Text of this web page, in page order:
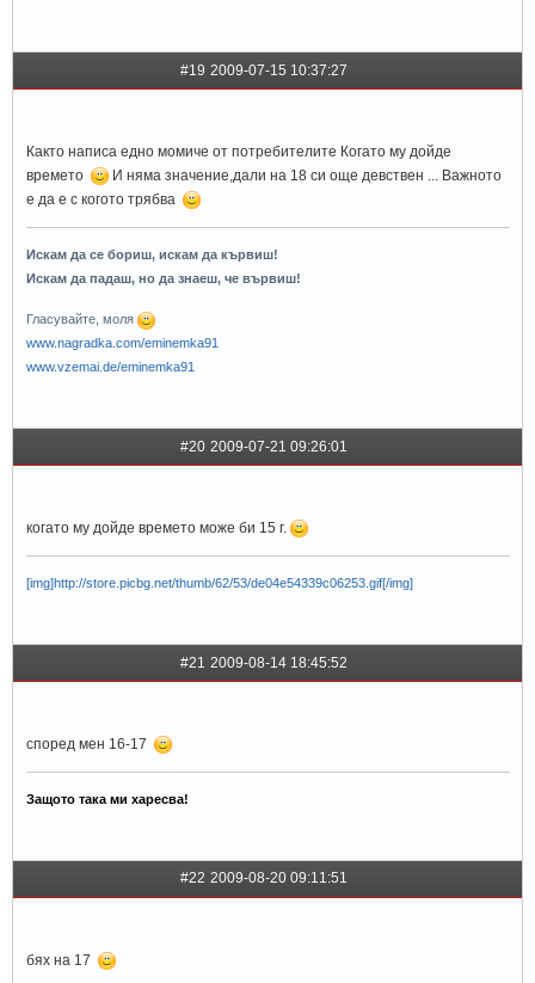
#19 2009-07-15 10:37:27
Както написа едно момиче от потребителите Когато му дойде
времето
И няма значение,дали на 18 си още девствен ... Важното
е да е с когото трябва
Искам да се бориш, искам да кървиш!
Искам да падаш, но да знаеш, че вървиш!
Гласувайте, моля
www.nagradka.com/eminemka91
www.vzemai.de/eminemka91
#20 2009-07-21 09:26:01
когато му дойде времето може би 15 г.
[img]http://store.picbg.net/thumb/62/53/de04e54339c06253.gif[/img]
#21 2009-08-14 18:45:52
според мен 16-17
Защото така ми харесва!
#22 2009-08-20 09:11:51
бях на 17